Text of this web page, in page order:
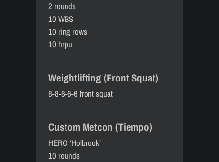
2 rounds
10 WBS
10 ring rows
10 hrpu
Weightlifting (Front Squat)
8-8-6-6-6 front squat
Custom Metcon (Tiempo)
HERO ‘Holbrook’
10 rounds